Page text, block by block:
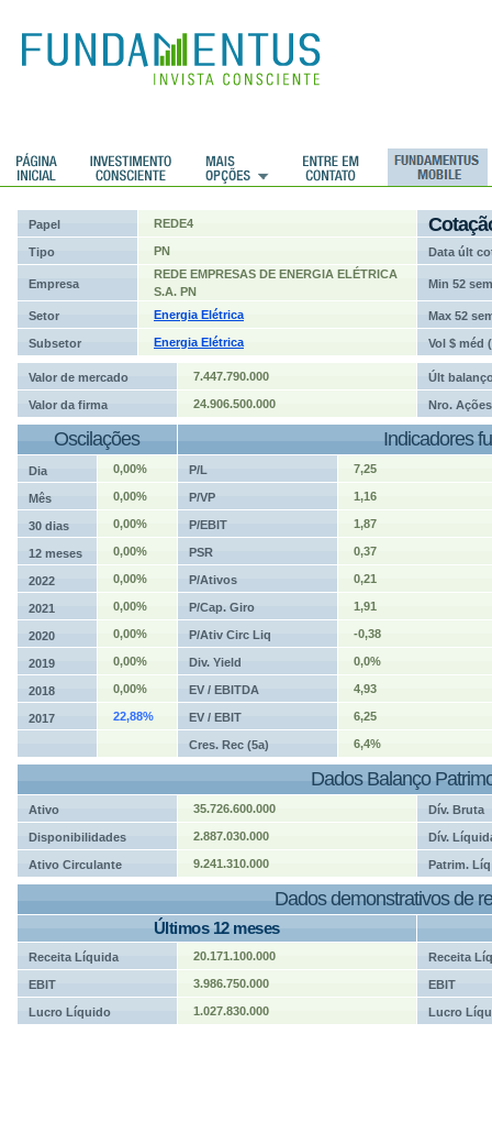
Papel REDE4
Tipo PN Data últ
Empresa
REDE EMPRESAS DE ENERGIA ELÉTRICA
S.A. PN
Min 52 sem
Setor Energia Elétrica Max 52
Subsetor Energia Elétrica Vol $ méd
Valor de mercado 7.447.790.000 Últ
Valor da firma 24.906.500.000 Nro. Ações
Oscilações Indicadores
Dia 0,00% P/L 7,25
Mês 0,00% P/VP 1,16
30 dias 0,00% P/EBIT 1,87
12 meses 0,00% PSR 0,37
2022 0,00% P/Ativos 0,21
2021 0,00% P/Cap. Giro 1,91
2020 0,00% P/Ativ Circ Liq -0,38
2019 0,00% Div. Yield 0,0%
2018 0,00% EV / EBITDA 4,93
2017 22,88% EV / EBIT 6,25
Cres. Rec (5a) 6,4%
Dados Balanço
Ativo 35.726.600.000 Dív. Bruta
Disponibilidades 2.887.030.000 Dív.
Ativo Circulante 9.241.310.000 Patrim. Líq
Dados demonstrativos de
Últimos 12 meses
Receita Líquida 20.171.100.000 Receita
EBIT 3.986.750.000 EBIT
Lucro Líquido 1.027.830.000 Lucro